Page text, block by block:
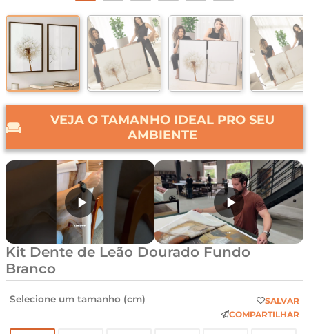
VEJA O TAMANHO IDEAL PRO SEU
AMBIENTE
Kit Dente de Leão Dourado Fundo
Branco
Selecione um tamanho (cm)
SALVAR
COMPARTILHAR